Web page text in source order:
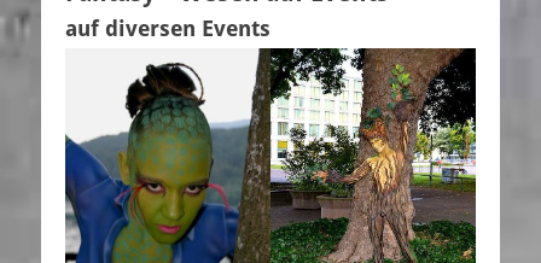
auf diversen Events